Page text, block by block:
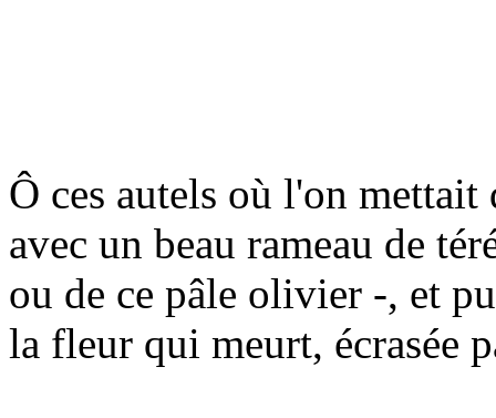
Ô ces autels où l'on mettait
avec un beau rameau de
ou de ce pâle olivier -, et
la fleur qui meurt, écrasée